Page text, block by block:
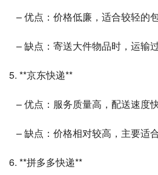
– 优点：价格低廉，适合较轻的
– 缺点：寄送大件物品时，运
5. **京东快递**
– 优点：服务质量高，配送速度
– 缺点：价格相对较高，主要适
6. **拼多多快递**